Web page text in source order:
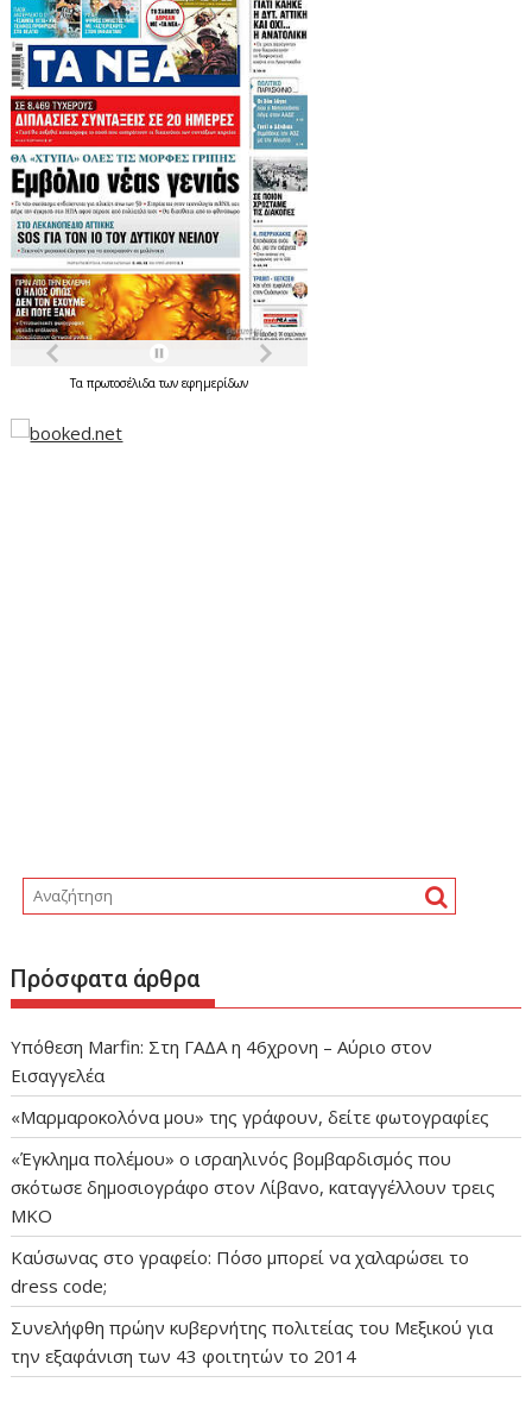
Ταπρωτοσέλιδατωνεφημερίδων
Πρόσφατα άρθρα
Υπόθεση Marfin: Στη ΓΑΔΑ η 46χρονη – Αύριο στον
Εισαγγελέα
«Μαρμαροκολόνα μου» της γράφουν, δείτε φωτογραφίες
«Έγκλημα πολέμου» ο ισραηλινός βομβαρδισμός που
σκότωσε δημοσιογράφο στον Λίβανο, καταγγέλλουν τρεις
ΜΚΟ
Καύσωνας στο γραφείο: Πόσο μπορεί να χαλαρώσει το
dress code;
Συνελήφθη πρώην κυβερνήτης πολιτείας του Μεξικού για
την εξαφάνιση των 43 φοιτητών το 2014